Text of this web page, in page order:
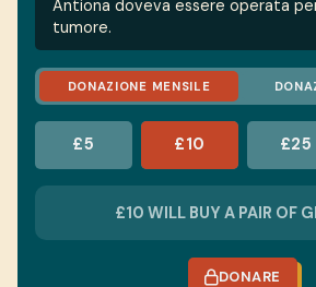
DONAZIONE MENSILE
£5 £10 £25
DONARE
Antiona doveva essere operata
tumore.